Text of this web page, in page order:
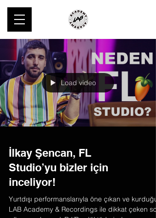
Load video
İlkay Şencan, FL
Studio’yu bizler için
inceliyor!
Yurtdışı performanslarıyla öne çıkan ve kurduğu
LAB Academy & Recordings ile dikkat çeken son